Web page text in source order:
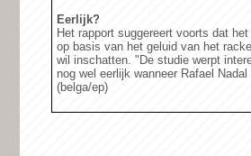
Eerlijk?
Het rapport suggereert voorts dat
op basis van het geluid van het
wil inschatten. "De studie werpt
nog wel eerlijk wanneer Rafael
(belga/ep)